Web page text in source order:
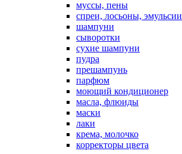
муссы, пены
спреи, лосьоны, эмульсии
шампуни
сыворотки
сухие шампуни
пудра
прешампунь
парфюм
моющий кондиционер
масла, флюиды
маски
лаки
крема, молочко
корректоры цвета